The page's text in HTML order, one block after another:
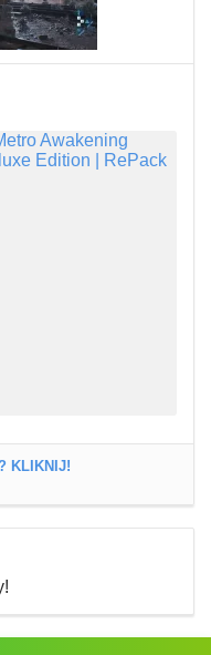
KLIKNIJ!